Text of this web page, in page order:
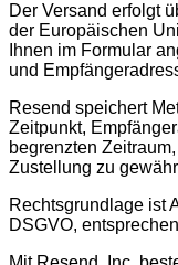
Der Versand erfolgt
der Europäischen
Ihnen im Formular
und
Resend speichert
Zeitpunkt,
begrenzten
Zustellung zu
Rechtsgrundlage ist
DSGVO,